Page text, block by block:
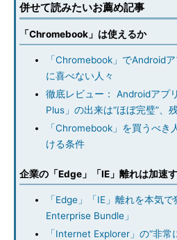
併せて読みたいお薦め記事
「Chromebook」は使えるか
「Chromebook」でAndroid
に喜べない人々
徹底レビュー： Androidアプ
Plus」の出来は“ほぼ完璧”、
「Chromebook」を買うべ
ける条件
企業の「Edge」「IE」離れは加速
「Edge」「IE」離れを本気
Enterprise Bundle」
「Internet Explorer」の“非